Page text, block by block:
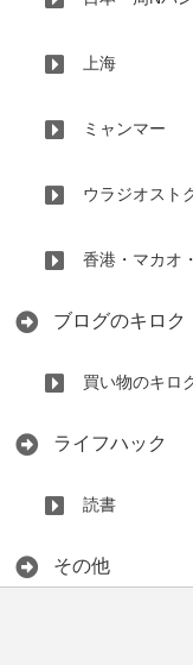
上海
ミャンマー
ウラジオスト
香港・マカオ
ブログのキロク
買い物のキロ
ライフハック
読書
その他